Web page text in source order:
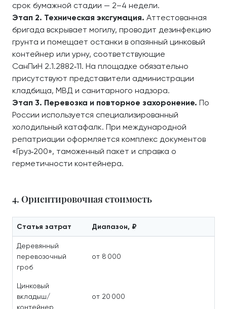
срок бумажной стадии — 2–4 недели.
Этап 2. Техническая эксгумация. Аттестованная
бригада вскрывает могилу, проводит дезинфекцию
грунта и помещает останки в опаянный цинковый
контейнер или урну, соответствующие
СанПиН 2.1.2882‑11. На площадке обязательно
присутствуют представители администрации
кладбища, МВД и санитарного надзора.
Этап 3. Перевозка и повторное захоронение. По
России используется специализированный
холодильный катафалк. При международной
репатриации оформляется комплекс документов
«Груз‑200», таможенный пакет и справка о
герметичности контейнера.
4. Ориентировочная стоимость
Статья затрат Диапазон, ₽
Деревянный
перевозочный
гроб
от 8 000
Цинковый
вкладыш/
контейнер
от 20 000